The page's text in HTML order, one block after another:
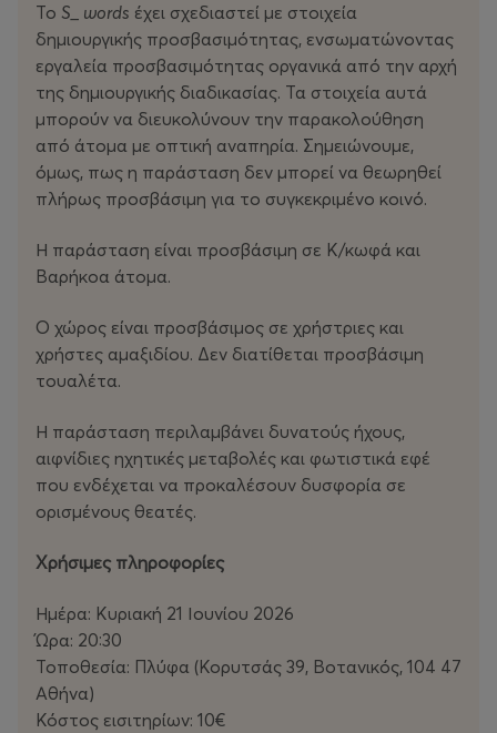
προσβασιμότητας, ενσωματώνοντας εργαλεία
προσβασιμότητας οργανικά από την αρχή της
δημιουργικής διαδικασίας. Τα στοιχεία αυτά μπορούν να
διευκολύνουν την παρακολούθηση από άτομα με
οπτική αναπηρία. Σημειώνουμε, όμως, πως η
παράσταση δεν μπορεί να θεωρηθεί πλήρως
προσβάσιμη για το συγκεκριμένο κοινό.
Βαρήκοα άτομα.
αμαξιδίου. Δεν διατίθεται προσβάσιμη τουαλέτα.
Συντελεστές
Χορογραφία/συντονισμός: Κατερίνα Γεβετζή
Συνδημιουργία/ερμηνεία: Ομάδα artogether
Γιαννακοπούλου, Χρήστος Γιώτης, Ιουλίτα Λατάνη,
Παπαθανασίου, Δημήτρης Παπακυριαζής, Αγγελική
Σακελλαρίου, Μανώλης Σαριδάκης, Ισιδώρα Φρέιζερ
Παραγωγή: liminal
Το S_ words έχει σχεδιαστεί με στοιχεία
δημιουργικής προσβασιμότητας, ενσωματώνοντας
εργαλεία προσβασιμότητας οργανικά από την αρχή
της δημιουργικής διαδικασίας. Τα στοιχεία αυτά
μπορούν να διευκολύνουν την παρακολούθηση
από άτομα με οπτική αναπηρία. Σημειώνουμε,
όμως, πως η παράσταση δεν μπορεί να θεωρηθεί
πλήρως προσβάσιμη για το συγκεκριμένο κοινό.
Η παράσταση είναι προσβάσιμη σε Κ/κωφά και
Βαρήκοα άτομα.
Ο χώρος είναι προσβάσιμος σε χρήστριες και
χρήστες αμαξιδίου. Δεν διατίθεται προσβάσιμη
τουαλέτα.
Η παράσταση περιλαμβάνει δυνατούς ήχους,
αιφνίδιες ηχητικές μεταβολές και φωτιστικά εφέ
που ενδέχεται να προκαλέσουν δυσφορία σε
ορισμένους θεατές.
Χρήσιμες πληροφορίες
Ημέρα: Κυριακή 21 Ιουνίου 2026
Ώρα: 20:30
Τοποθεσία: Πλύφα (Κορυτσάς 39, Βοτανικός, 104 47
Αθήνα)
Κόστος εισιτηρίων: 10€